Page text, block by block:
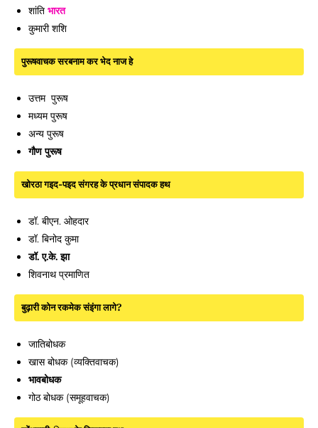
शांति भारत
कुमारी शशि
पुरूषवाचक सरबनाम कर भेद नाज हे
उत्तम पुरूष
मध्यम पुरूष
अन्य पुरूष
गौण पुरूष
खोरठा गइद-पइद संगरह के प्रधान संपादक हथ
डॉ. बीएन. ओहदार
डॉ. बिनोद कुमा
डॉ. ए.के. झा
शिवनाथ प्रमाणित
बुढ़ारी कोन रकमेक संइंगा लागे?
जातिबोधक
खास बोधक (व्यक्तिवाचक)
भावबोधक
गोठ बोधक (समूहवाचक)